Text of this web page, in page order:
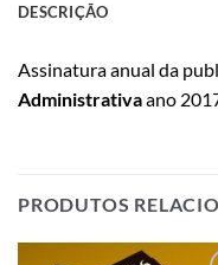
DESCRIÇÃO
Assinatura anual da
Administrativaano
PRODUTOS